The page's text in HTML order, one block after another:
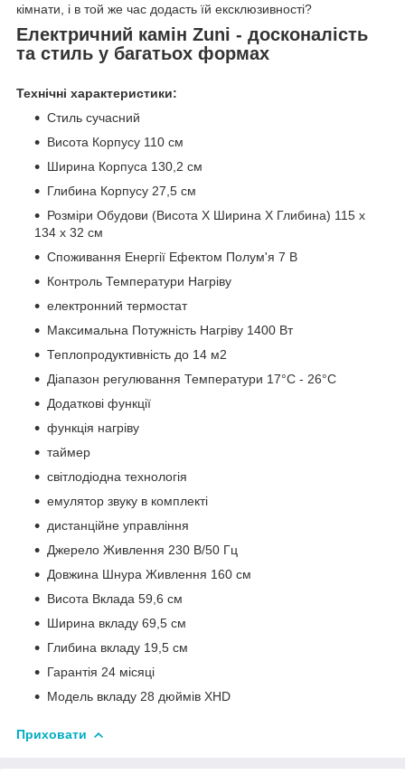
Електричний камін Zuni - досконалість
та стиль у багатьох формах
кімнати, і в той же час додасть їй ексклюзивності?
Технічні характеристики:
Стиль сучасний
Висота Корпусу 110 см
Ширина Корпуса 130,2 см
Глибина Корпусу 27,5 см
Розміри Обудови (Висота Х Ширина Х Глибина) 115 х
134 х 32 см
Споживання Енергії Ефектом Полум'я 7 В
Контроль Температури Нагріву
електронний термостат
Максимальна Потужність Нагріву 1400 Вт
Теплопродуктивність до 14 м2
Діапазон регулювання Температури 17°С - 26°С
Додаткові функції
функція нагріву
таймер
світлодіодна технологія
емулятор звуку в комплекті
дистанційне управління
Джерело Живлення 230 В/50 Гц
Довжина Шнура Живлення 160 см
Висота Вклада 59,6 см
Ширина вкладу 69,5 см
Глибина вкладу 19,5 см
Гарантія 24 місяці
Модель вкладу 28 дюймів XHD
Приховати